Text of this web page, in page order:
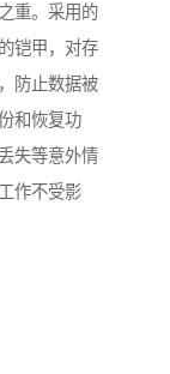
重。采用的
铠甲，对存
防止数据被
和恢复功
失等意外情
作不受影